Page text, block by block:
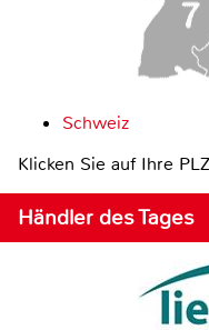
Schweiz
Klicken Sie auf Ihre
Händler des Tages